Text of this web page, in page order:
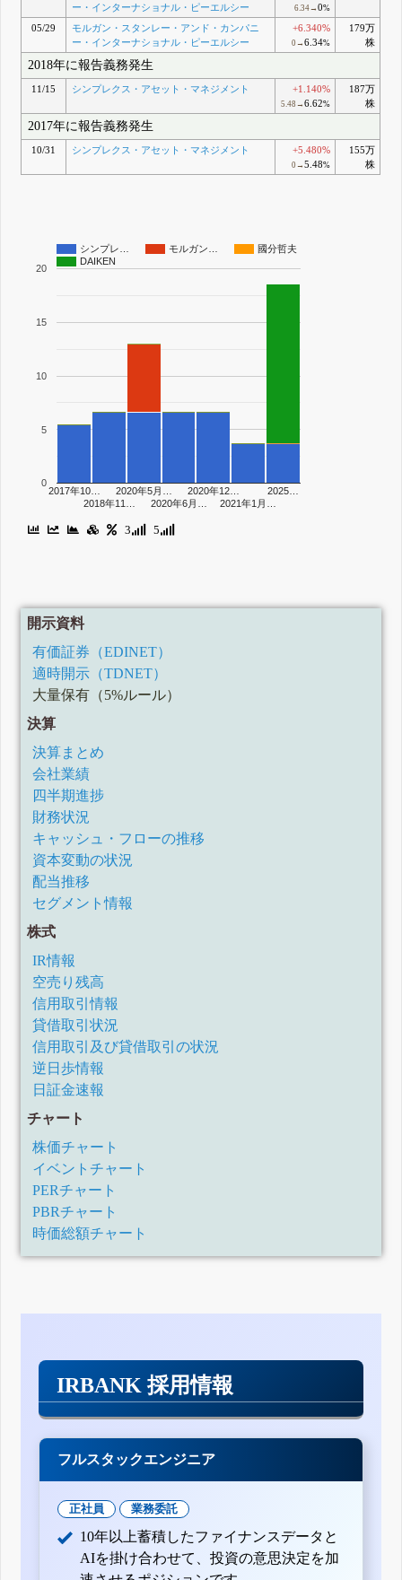
ー・インターナショナル・ピーエルシー
6.34→ 0%
05/29
モルガン・スタンレー・アンド・カンパニ
ー・インターナショナル・ピーエルシー
+6.340%
0→ 6.34%
179万
株
2018年に報告義務発生
11/15 シンプレクス・アセット・マネジメント +1.140%
5.48→ 6.62%
187万
株
2017年に報告義務発生
10/31 シンプレクス・アセット・マネジメント +5.480%
0→ 5.48%
155万
株
シンプレ… モルガン…
國分哲夫
DAIKEN
2017年10…
2018年11…
2020年5月…
2020年6月…
2020年12…
2021年1月…
2025…
0
5
10
15
20
3 5
開示資料
有価証券（EDINET）
適時開示（TDNET）
大量保有（5%ルール）
決算
決算まとめ
会社業績
四半期進捗
財務状況
キャッシュ・フローの推移
資本変動の状況
配当推移
セグメント情報
株式
IR情報
空売り残高
信用取引情報
貸借取引状況
信用取引及び貸借取引の状況
逆日歩情報
日証金速報
チャート
株価チャート
イベントチャート
PERチャート
PBRチャート
時価総額チャート
IRBANK 採用情報
フルスタックエンジニア
正社員 業務委託
10年以上蓄積したファイナンスデータと
AIを掛け合わせて、投資の意思決定を加